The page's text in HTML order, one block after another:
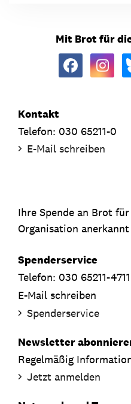
Mit Brot für
Kontakt
Telefon: 030 65211-0
E-Mail schreiben
Ihre Spende an Brot
Organisation
Spenderservice
Telefon: 030 65211-4711
E-Mail schreiben
Spenderservice
Newsletter
Regelmäßig
Jetzt anmelden